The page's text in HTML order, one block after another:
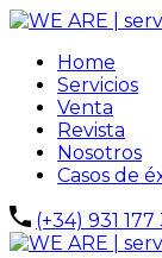
Home
Servicios
Venta
Revista
Nosotros
Casos de
(+34) 931 177